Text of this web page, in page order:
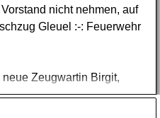
nicht nehmen, auf
Gleuel :-: Feuerwehr
Zeugwartin Birgit,
Johannes und